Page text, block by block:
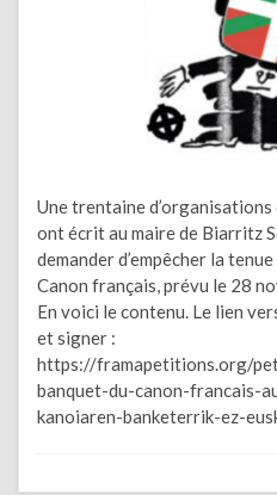
Une trentaine d’organisations
ont écrit au maire de Biarritz
demander d’empêcher la
Canon français, prévu le 28
En voici le contenu. Le lien
et signer :
https://framapetitions.org/
banquet-du-canon-francais-
kanoiaren-banketerrik-ez-